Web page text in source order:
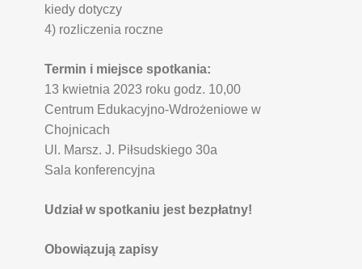
kiedy dotyczy
4) rozliczenia roczne
Termin i miejsce spotkania:
13 kwietnia 2023 roku godz. 10,00
Centrum Edukacyjno-Wdrożeniowe w
Chojnicach
Ul. Marsz. J. Piłsudskiego 30a
Sala konferencyjna
Udział w spotkaniu jest bezpłatny!
Obowiązują zapisy